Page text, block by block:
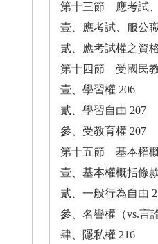
第十三節 應考試、
壹、應考試、服公
貳、應考試權之資
第十四節 受國民教
壹、學習權 206
貳、學習自由 207
參、受教育權 207
第十五節 基本權概
壹、基本權概括條
貳、一般行為自由
參、名譽權（vs.言
肆、隱私權 216